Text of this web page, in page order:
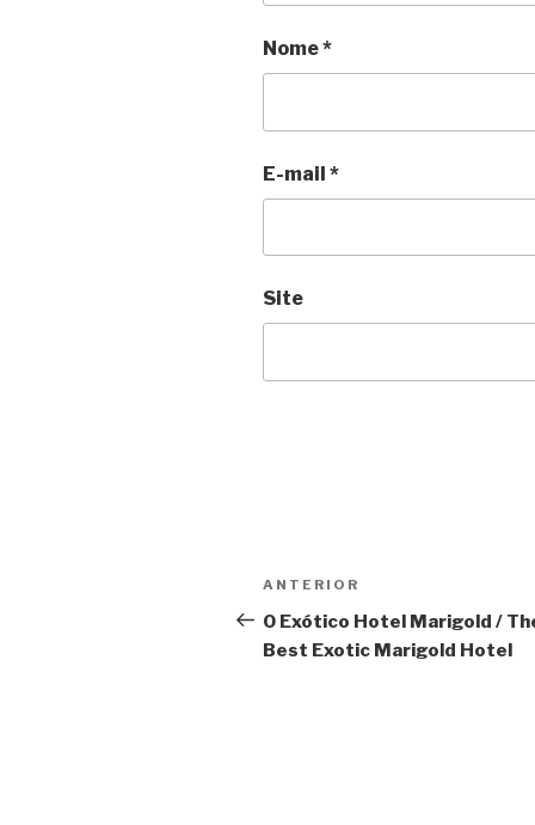
Nome*
E-mail *
Site
Navegação
de
Post
Anterior
ANTERIOR
O Exótico Hotel Marigold /
Best Exotic Marigold Hotel